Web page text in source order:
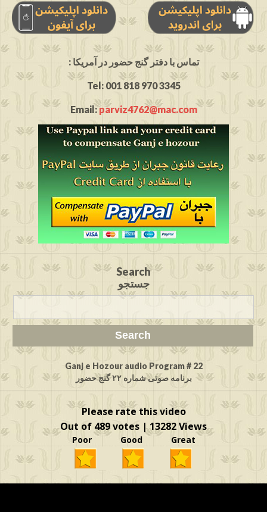
: تماس با دفتر گنج حضور در آمریکا
Tel: 001 818 970 3345
Email:parviz4762@mac.com
Search
جستجو
Ganj e Hozour audio Program # 22
برنامه صوتی شماره ۲۲ گنج حضور
Please rate this video
Out of 489 votes | 13282 Views
Poor Good Great